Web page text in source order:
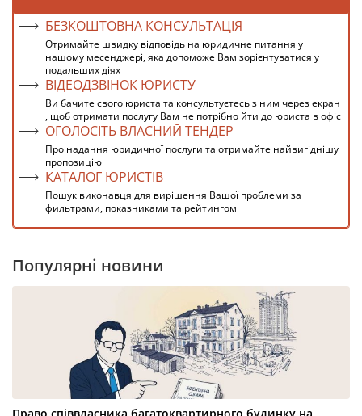
БЕЗКОШТОВНА КОНСУЛЬТАЦІЯ
Отримайте швидку відповідь на юридичне питання у
нашому месенджері, яка допоможе Вам зорієнтуватися у
подальших діях
ВІДЕОДЗВІНОК ЮРИСТУ
Ви бачите свого юриста та консультуєтесь з ним через екран
, щоб отримати послугу Вам не потрібно йти до юриста в офіс
ОГОЛОСІТЬ ВЛАСНИЙ ТЕНДЕР
Про надання юридичної послуги та отримайте найвигіднішу
пропозицію
КАТАЛОГ ЮРИСТІВ
Пошук виконавця для вирішення Вашої проблеми за
фильтрами, показниками та рейтингом
Популярні новини